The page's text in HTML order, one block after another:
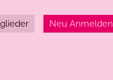
Neu Anmelden